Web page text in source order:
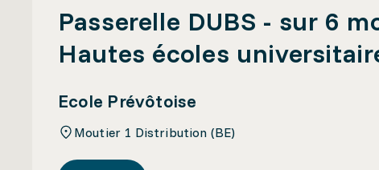
Passerelle DUBS - sur 6
Hautes écoles
Ecole Prévôtoise
Moutier 1 Distribution (BE)